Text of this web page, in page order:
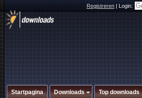
Registreren|Login:
Startpagina Downloads Top downloads